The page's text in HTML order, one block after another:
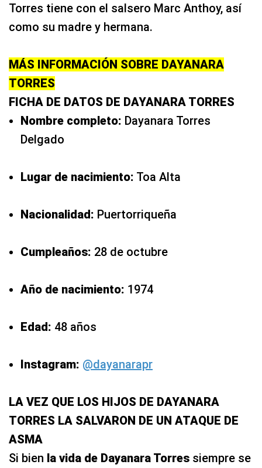
Torres tiene con el salsero Marc Anthoy, así
como su madre y hermana.
MÁS INFORMACIÓN SOBRE DAYANARA
TORRES
FICHA DE DATOS DE DAYANARA TORRES
Nombre completo: Dayanara Torres
Delgado
Lugar de nacimiento: Toa Alta
Nacionalidad: Puertorriqueña
Cumpleaños: 28 de octubre
Año de nacimiento: 1974
Edad: 48 años
Instagram: @dayanarapr
LA VEZ QUE LOS HIJOS DE DAYANARA
TORRES LA SALVARON DE UN ATAQUE DE
ASMA
Si bien la vida de Dayanara Torres siempre se